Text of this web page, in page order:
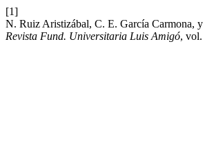
[1]
N. Ruiz Aristizábal, C. E. García Carmona,
Revista Fund. Universitaria Luis Amigó, vol.